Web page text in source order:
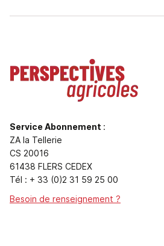
Service Abonnement :
ZA la Tellerie
CS 20016
61438 FLERS CEDEX
Tél : + 33 (0)2 31 59 25 00
Besoin de renseignement ?